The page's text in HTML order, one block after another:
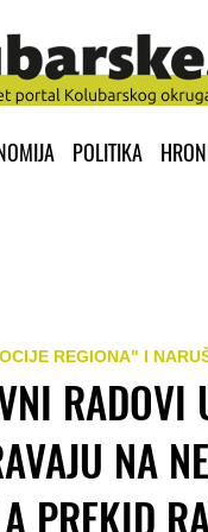
POLITIKA
REGIONA" I
RADOVI
NA
PREKID